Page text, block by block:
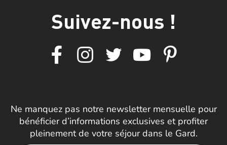
Suivez-nous !
Ne manquez pas notre newsletter mensuelle pour
bénéficier d’informations exclusives et profiter
pleinement de votre séjour dans le Gard.